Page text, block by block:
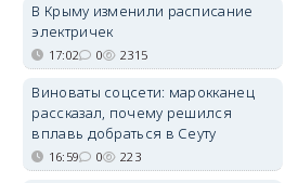
В Крыму изменили расписание
электричек
17:02 0 2315
Виноваты соцсети: марокканец
рассказал, почему решился
вплавь добраться в Сеуту
16:59 0 223